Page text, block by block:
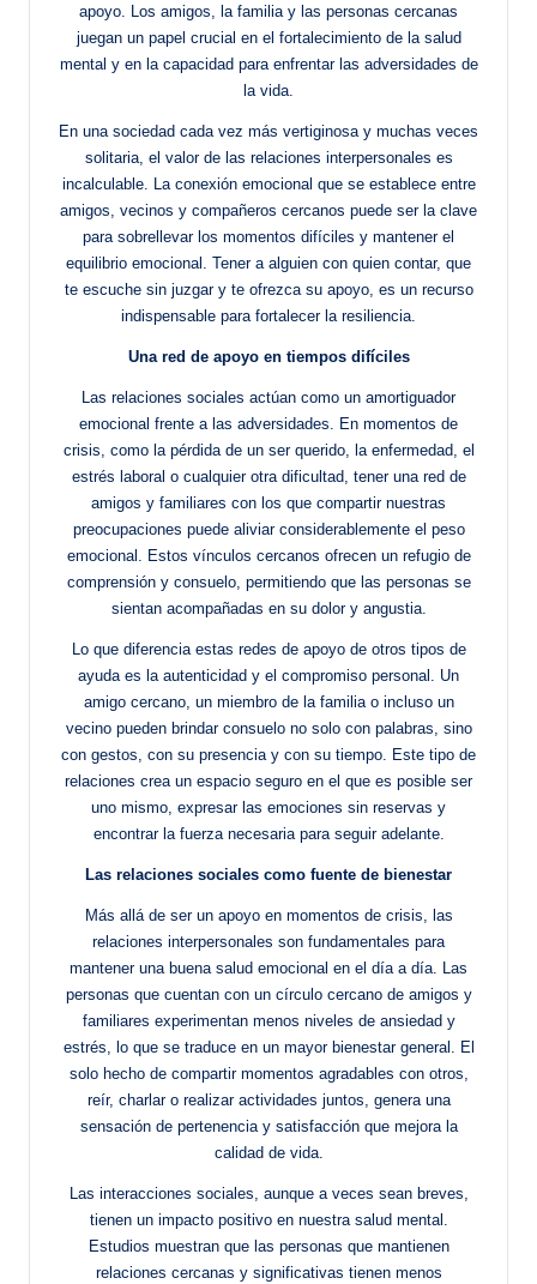
apoyo. Los amigos, la familia y las personas cercanas
juegan un papel crucial en el fortalecimiento de la salud
mental y en la capacidad para enfrentar las adversidades de
la vida.
En una sociedad cada vez más vertiginosa y muchas veces
solitaria, el valor de las relaciones interpersonales es
incalculable. La conexión emocional que se establece entre
amigos, vecinos y compañeros cercanos puede ser la clave
para sobrellevar los momentos difíciles y mantener el
equilibrio emocional. Tener a alguien con quien contar, que
te escuche sin juzgar y te ofrezca su apoyo, es un recurso
indispensable para fortalecer la resiliencia.
Una red de apoyo en tiempos difíciles
Las relaciones sociales actúan como un amortiguador
emocional frente a las adversidades. En momentos de
crisis, como la pérdida de un ser querido, la enfermedad, el
estrés laboral o cualquier otra dificultad, tener una red de
amigos y familiares con los que compartir nuestras
preocupaciones puede aliviar considerablemente el peso
emocional. Estos vínculos cercanos ofrecen un refugio de
comprensión y consuelo, permitiendo que las personas se
sientan acompañadas en su dolor y angustia.
Lo que diferencia estas redes de apoyo de otros tipos de
ayuda es la autenticidad y el compromiso personal. Un
amigo cercano, un miembro de la familia o incluso un
vecino pueden brindar consuelo no solo con palabras, sino
con gestos, con su presencia y con su tiempo. Este tipo de
relaciones crea un espacio seguro en el que es posible ser
uno mismo, expresar las emociones sin reservas y
encontrar la fuerza necesaria para seguir adelante.
Las relaciones sociales como fuente de bienestar
Más allá de ser un apoyo en momentos de crisis, las
relaciones interpersonales son fundamentales para
mantener una buena salud emocional en el día a día. Las
personas que cuentan con un círculo cercano de amigos y
familiares experimentan menos niveles de ansiedad y
estrés, lo que se traduce en un mayor bienestar general. El
solo hecho de compartir momentos agradables con otros,
reír, charlar o realizar actividades juntos, genera una
sensación de pertenencia y satisfacción que mejora la
calidad de vida.
Las interacciones sociales, aunque a veces sean breves,
tienen un impacto positivo en nuestra salud mental.
Estudios muestran que las personas que mantienen
relaciones cercanas y significativas tienen menos